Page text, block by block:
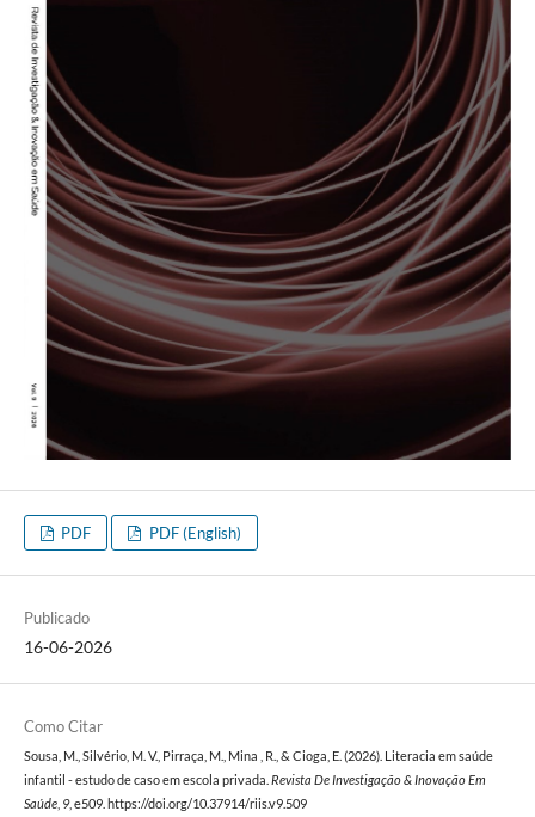
PDF PDF (English)
Publicado
16-06-2026
Como Citar
Sousa, M., Silvério, M. V., Pirraça, M., Mina , R., & Cioga, E. (2026). Literacia em saúde
infantil - estudo de caso em escola privada. Revista De Investigação & Inovação Em
Saúde, 9, e509. https://doi.org/10.37914/riis.v9.509